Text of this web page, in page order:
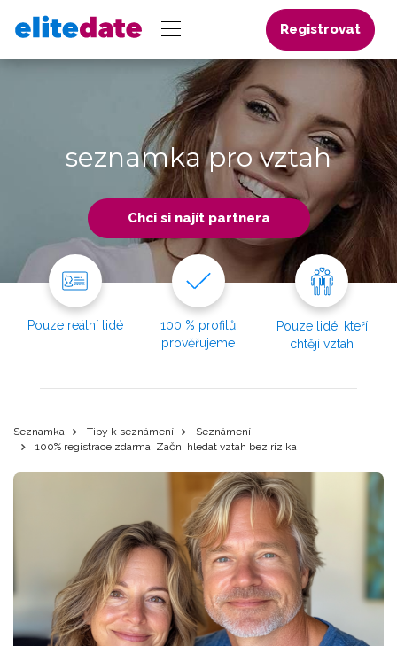
Registrovat
seznamka pro vztah
Chci si najít partnera
Pouze reální lidé
100 % profilů
prověřujeme
Pouze lidé, kteří
chtějí vztah
Seznamka Tipy k seznámení
Seznámení
100% registrace zdarma: Začni hledat vztah bez rizika